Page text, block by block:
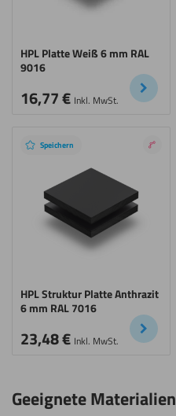
HPL Platte Weiß 6 mm RAL
9016
16,77€ Inkl. MwSt.
Speichern
HPL Struktur Platte Anthrazit
6 mm RAL 7016
23,48€ Inkl. MwSt.
Nano
Geeignete Materialien